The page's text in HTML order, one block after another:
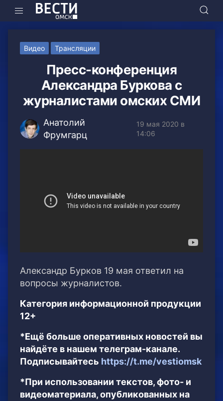
Видео Трансляции
Пресс-конференция
Александра Буркова с
журналистами омских СМИ
Анатолий
Фрумгарц
19 мая 2020 в
14:06
Александр Бурков 19 мая ответил на
вопросы журналистов.
Категория информационной продукции
12+
*Ещё больше оперативных новостей вы
найдёте в нашем телеграм-канале.
Подписывайтесь https://t.me/vestiomsk
*При использовании текстов, фото- и
видеоматериала, опубликованных на